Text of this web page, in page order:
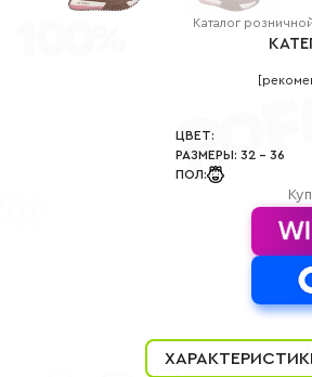
+7
Каталог розничной
ЦВЕТ:
РАЗМЕРЫ: 32 - 36
ПОЛ: